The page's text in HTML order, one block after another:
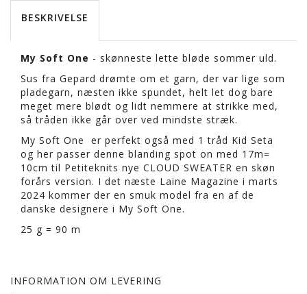
BESKRIVELSE
My Soft One - skønneste lette bløde sommer uld.
Sus fra Gepard drømte om et garn, der var lige som
pladegarn, næsten ikke spundet, helt let dog bare
meget mere blødt og lidt nemmere at strikke med,
så tråden ikke går over ved mindste stræk.
My Soft One er perfekt også med 1 tråd Kid Seta
og her passer denne blanding spot on med 17m=
10cm til Petiteknits nye CLOUD SWEATER en skøn
forårs version. I det næste Laine Magazine i marts
2024 kommer der en smuk model fra en af de
danske designere i My Soft One.
25 g = 90 m
INFORMATION OM LEVERING